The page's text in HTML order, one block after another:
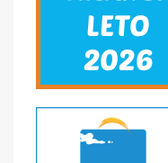
ratama). - Takse važe
godine. - Transfer
4-21 noćenja na bazi
uplaćenom aranžmanu
destinaciji.
U CENU NIJE